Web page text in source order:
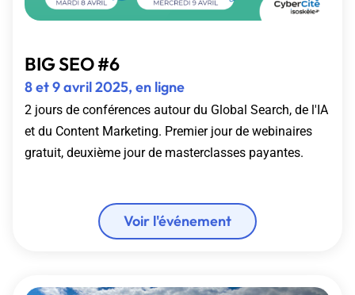
BIG SEO #6
8 et 9 avril 2025, en ligne
2 jours de conférences autour du Global Search, de l'IA
et du Content Marketing. Premier jour de webinaires
gratuit, deuxième jour de masterclasses payantes.
Voir l'événement